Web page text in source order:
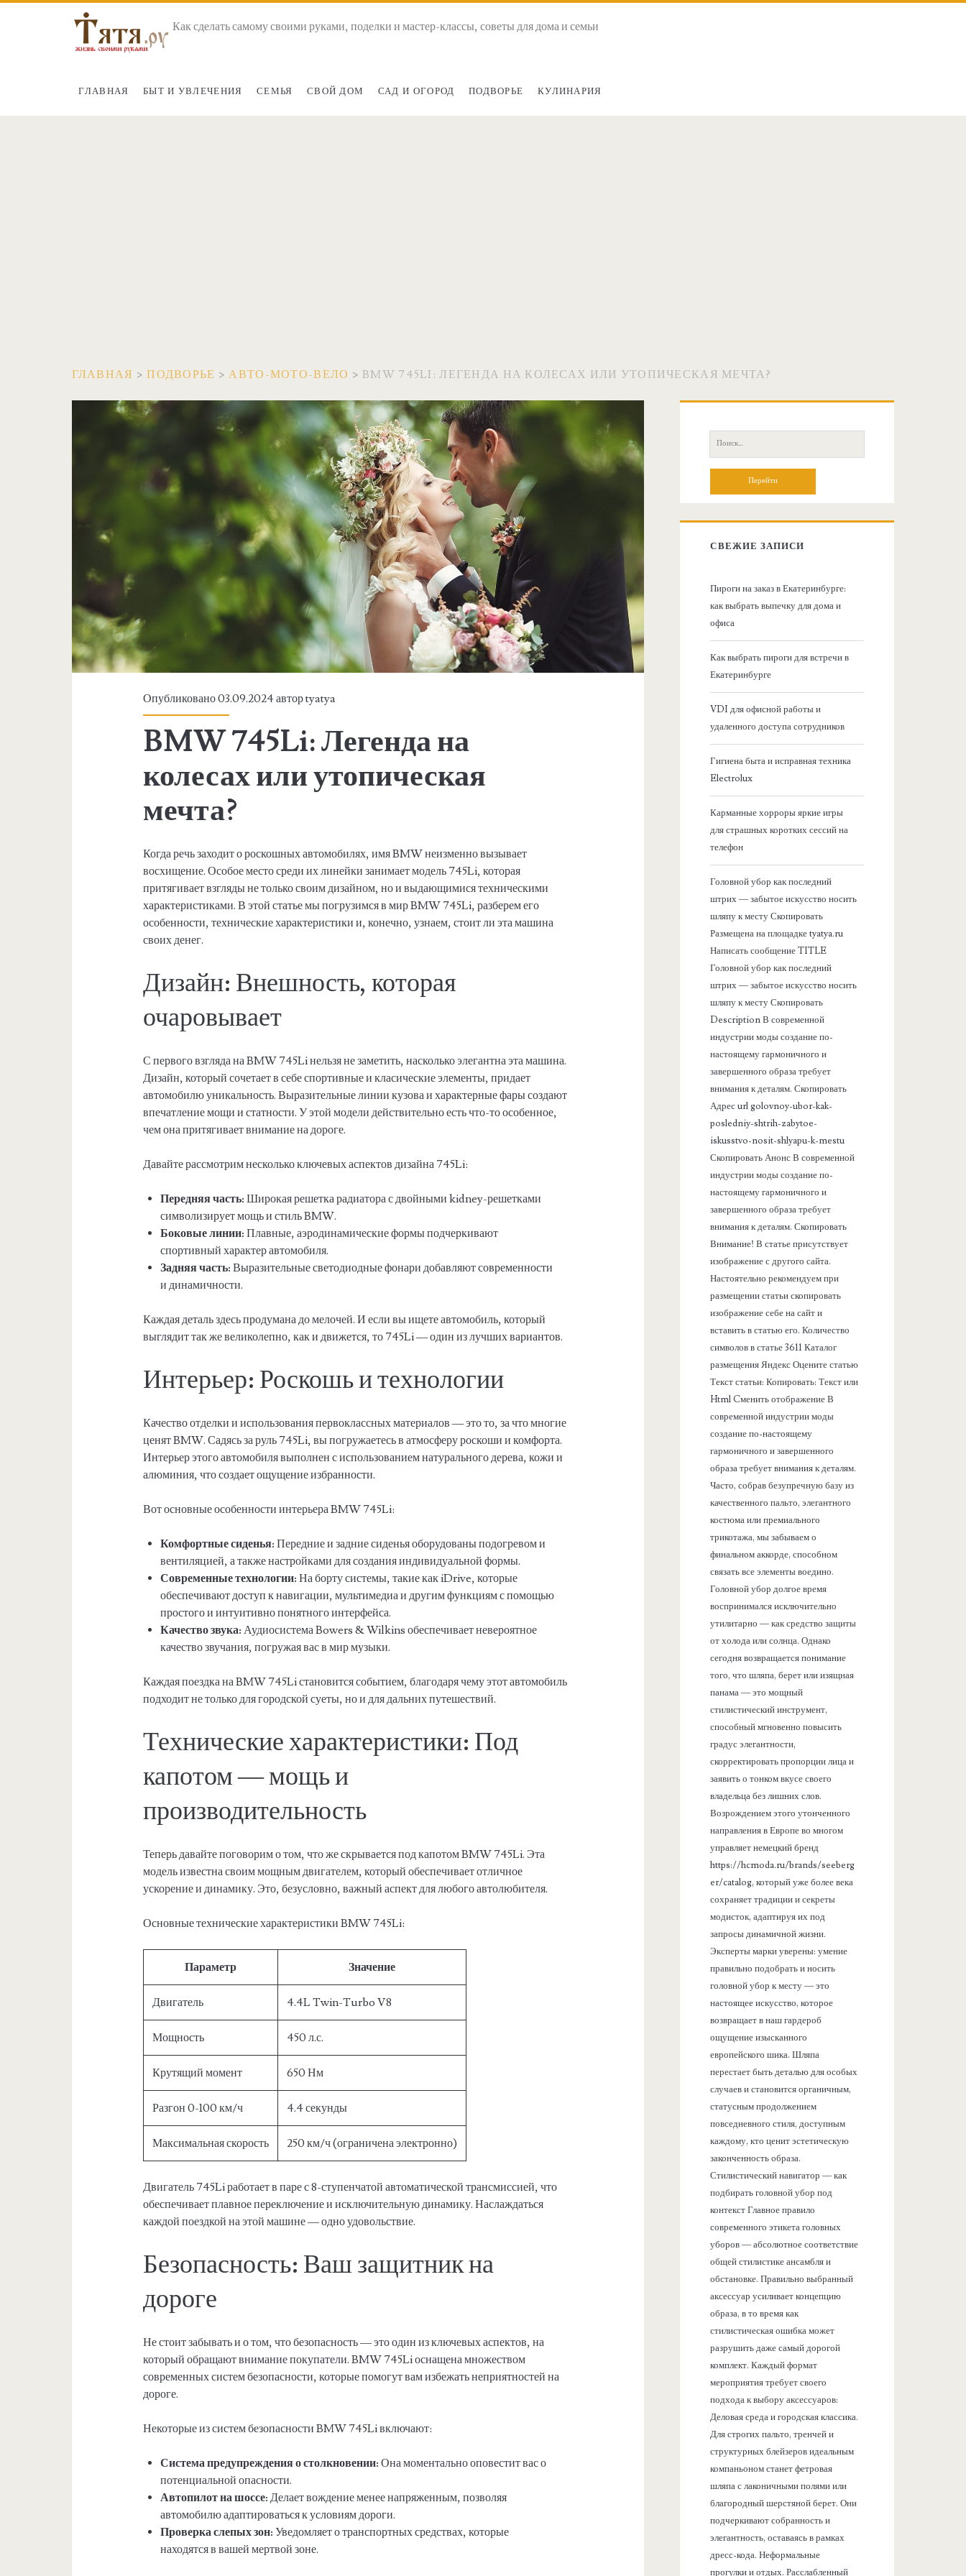
Как сделать самому своими руками, поделки и мастер-классы, советы для дома и семьи
ГЛАВНАЯ БЫТ И УВЛЕЧЕНИЯ СЕМЬЯ СВОЙ ДОМ САД И ОГОРОД ПОДВОРЬЕ КУЛИНАРИЯ
ГЛАВНАЯ >ПОДВОРЬЕ >АВТО-МОТО-ВЕЛО >BMW 745LI: ЛЕГЕНДА НА КОЛЕСАХ ИЛИ УТОПИЧЕСКАЯ МЕЧТА?
Опубликовано 03.09.2024 авторtyatya
BMW 745Li: Легенда на
колесах или утопическая
мечта?
Когда речь заходит о роскошных автомобилях, имя BMW неизменно вызывает
восхищение. Особое место среди их линейки занимает модель 745Li, которая
притягивает взгляды не только своим дизайном, но и выдающимися техническими
характеристиками. В этой статье мы погрузимся в мир BMW 745Li, разберем его
особенности, технические характеристики и, конечно, узнаем, стоит ли эта машина
своих денег.
Дизайн: Внешность, которая
очаровывает
С первого взгляда на BMW 745Li нельзя не заметить, насколько элегантна эта машина.
Дизайн, который сочетает в себе спортивные и класические элементы, придает
автомобилю уникальность. Выразительные линии кузова и характерные фары создают
впечатление мощи и статности. У этой модели действительно есть что-то особенное,
чем она притягивает внимание на дороге.
Давайте рассмотрим несколько ключевых аспектов дизайна 745Li:
Передняя часть: Широкая решетка радиатора с двойными kidney-решетками
символизирует мощь и стиль BMW.
Боковые линии: Плавные, аэродинамические формы подчеркивают
спортивный характер автомобиля.
Задняя часть: Выразительные светодиодные фонари добавляют современности
и динамичности.
Каждая деталь здесь продумана до мелочей. И если вы ищете автомобиль, который
выглядит так же великолепно, как и движется, то 745Li — один из лучших вариантов.
Интерьер: Роскошь и технологии
Качество отделки и использования первоклассных материалов — это то, за что многие
ценят BMW. Садясь за руль 745Li, вы погружаетесь в атмосферу роскоши и комфорта.
Интерьер этого автомобиля выполнен с использованием натурального дерева, кожи и
алюминия, что создает ощущение избранности.
Вот основные особенности интерьера BMW 745Li:
Комфортные сиденья: Передние и задние сиденья оборудованы подогревом и
вентиляцией, а также настройками для создания индивидуальной формы.
Современные технологии: На борту системы, такие как iDrive, которые
обеспечивают доступ к навигации, мультимедиа и другим функциям с помощью
простого и интуитивно понятного интерфейса.
Качество звука: Аудиосистема Bowers & Wilkins обеспечивает невероятное
качество звучания, погружая вас в мир музыки.
Каждая поездка на BMW 745Li становится событием, благодаря чему этот автомобиль
подходит не только для городской суеты, но и для дальних путешествий.
Технические характеристики: Под
капотом — мощь и
производительность
Теперь давайте поговорим о том, что же скрывается под капотом BMW 745Li. Эта
модель известна своим мощным двигателем, который обеспечивает отличное
ускорение и динамику. Это, безусловно, важный аспект для любого автолюбителя.
Основные технические характеристики BMW 745Li:
Параметр Значение
Двигатель 4.4L Twin-Turbo V8
Мощность 450 л.с.
Крутящий момент 650 Нм
Разгон 0-100 км/ч 4.4 секунды
Максимальная скорость 250 км/ч (ограничена электронно)
Двигатель 745Li работает в паре с 8-ступенчатой автоматической трансмиссией, что
обеспечивает плавное переключение и исключительную динамику. Наслаждаться
каждой поездкой на этой машине — одно удовольствие.
Безопасность: Ваш защитник на
дороге
Не стоит забывать и о том, что безопасность — это один из ключевых аспектов, на
который обращают внимание покупатели. BMW 745Li оснащена множеством
современных систем безопасности, которые помогут вам избежать неприятностей на
дороге.
Некоторые из систем безопасности BMW 745Li включают:
Система предупреждения о столкновении: Она моментально оповестит вас о
потенциальной опасности.
Автопилот на шоссе: Делает вождение менее напряженным, позволяя
автомобилю адаптироваться к условиям дороги.
Проверка слепых зон: Уведомляет о транспортных средствах, которые
находятся в вашей мертвой зоне.
о
П
о
:
СВЕЖИЕ ЗАПИСИ
Пироги на заказ в Екатеринбурге:
как выбрать выпечку для дома и
офиса
Как выбрать пироги для встречи в
Екатеринбурге
VDI для офисной работы и
удаленного доступа сотрудников
Гигиена быта и исправная техника
Electrolux
Карманные хорроры яркие игры
для страшных коротких сессий на
телефон
Головной убор как последний
штрих — забытое искусство носить
шляпу к месту Скопировать
Размещена на площадке tyatya.ru
Написать сообщение TITLE
Головной убор как последний
штрих — забытое искусство носить
шляпу к месту Скопировать
Description В современной
индустрии моды создание по-
настоящему гармоничного и
завершенного образа требует
внимания к деталям. Скопировать
Адрес url golovnoy-ubor-kak-
posledniy-shtrih-zabytoe-
iskusstvo-nosit-shlyapu-k-mestu
Скопировать Анонс В современной
индустрии моды создание по-
настоящему гармоничного и
завершенного образа требует
внимания к деталям. Скопировать
Внимание! В статье присутствует
изображение с другого сайта.
Настоятельно рекомендуем при
размещении статьи скопировать
изображение себе на сайт и
вставить в статью его. Количество
символов в статье 3611 Каталог
размещения Яндекс Оцените статью
Текст статьи: Копировать: Текст или
Html Cменить отображение В
современной индустрии моды
создание по-настоящему
гармоничного и завершенного
образа требует внимания к деталям.
Часто, собрав безупречную базу из
качественного пальто, элегантного
костюма или премиального
трикотажа, мы забываем о
финальном аккорде, способном
связать все элементы воедино.
Головной убор долгое время
воспринимался исключительно
утилитарно — как средство защиты
от холода или солнца. Однако
сегодня возвращается понимание
того, что шляпа, берет или изящная
панама — это мощный
стилистический инструмент,
способный мгновенно повысить
градус элегантности,
скорректировать пропорции лица и
заявить о тонком вкусе своего
владельца без лишних слов.
Возрождением этого утонченного
направления в Европе во многом
управляет немецкий бренд
https://hcmoda.ru/brands/seeberg
er/catalog, который уже более века
сохраняет традиции и секреты
модисток, адаптируя их под
запросы динамичной жизни.
Эксперты марки уверены: умение
правильно подобрать и носить
головной убор к месту — это
настоящее искусство, которое
возвращает в наш гардероб
ощущение изысканного
европейского шика. Шляпа
перестает быть деталью для особых
случаев и становится органичным,
статусным продолжением
повседневного стиля, доступным
каждому, кто ценит эстетическую
законченность образа.
Стилистический навигатор — как
подбирать головной убор под
контекст Главное правило
современного этикета головных
уборов — абсолютное соответствие
общей стилистике ансамбля и
обстановке. Правильно выбранный
аксессуар усиливает концепцию
образа, в то время как
стилистическая ошибка может
разрушить даже самый дорогой
комплект. Каждый формат
мероприятия требует своего
подхода к выбору аксессуаров:
Деловая среда и городская классика.
Для строгих пальто, тренчей и
структурных блейзеров идеальным
компаньоном станет фетровая
шляпа с лаконичными полями или
благородный шерстяной берет. Они
подчеркивают собранность и
элегантность, оставаясь в рамках
дресс-кода. Неформальные
прогулки и отдых. Расслабленный